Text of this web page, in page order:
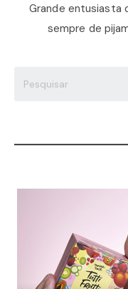
Grande entusiasta
sempre de